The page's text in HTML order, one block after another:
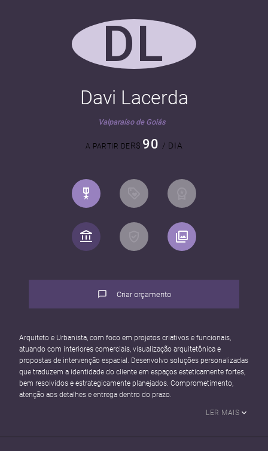
DL
Davi Lacerda
Valparaíso de Goiás
A PARTIR DER$ 90 / DIA
Criar orçamento
Arquiteto e Urbanista, com foco em projetos criativos e funcionais,
atuando com interiores comerciais, visualização arquitetônica e
propostas de intervenção espacial. Desenvolvo soluções personalizadas
que traduzem a identidade do cliente em espaços esteticamente fortes,
bem resolvidos e estrategicamente planejados. Comprometimento,
LER MAIS